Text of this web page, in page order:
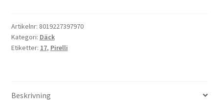
190/50
ZR
17
mängd
Artikelnr: 8019227397970
Kategori: Däck
Etiketter: 17, Pirelli
Beskrivning